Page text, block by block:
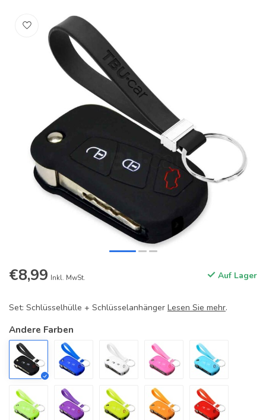
€8,99 Inkl. MwSt. Auf Lager
Set: Schlüsselhülle + Schlüsselanhänger Lesen Sie mehr.
Andere Farben